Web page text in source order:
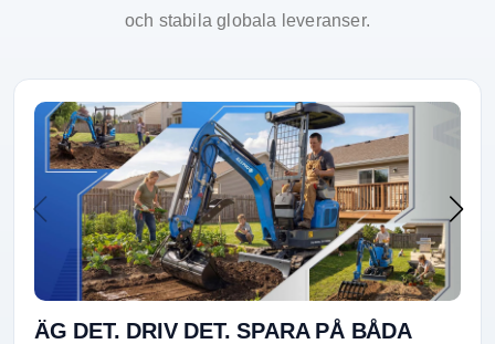
och stabila globala leveranser.
ÄG DET. DRIV DET. SPARA PÅ BÅDA